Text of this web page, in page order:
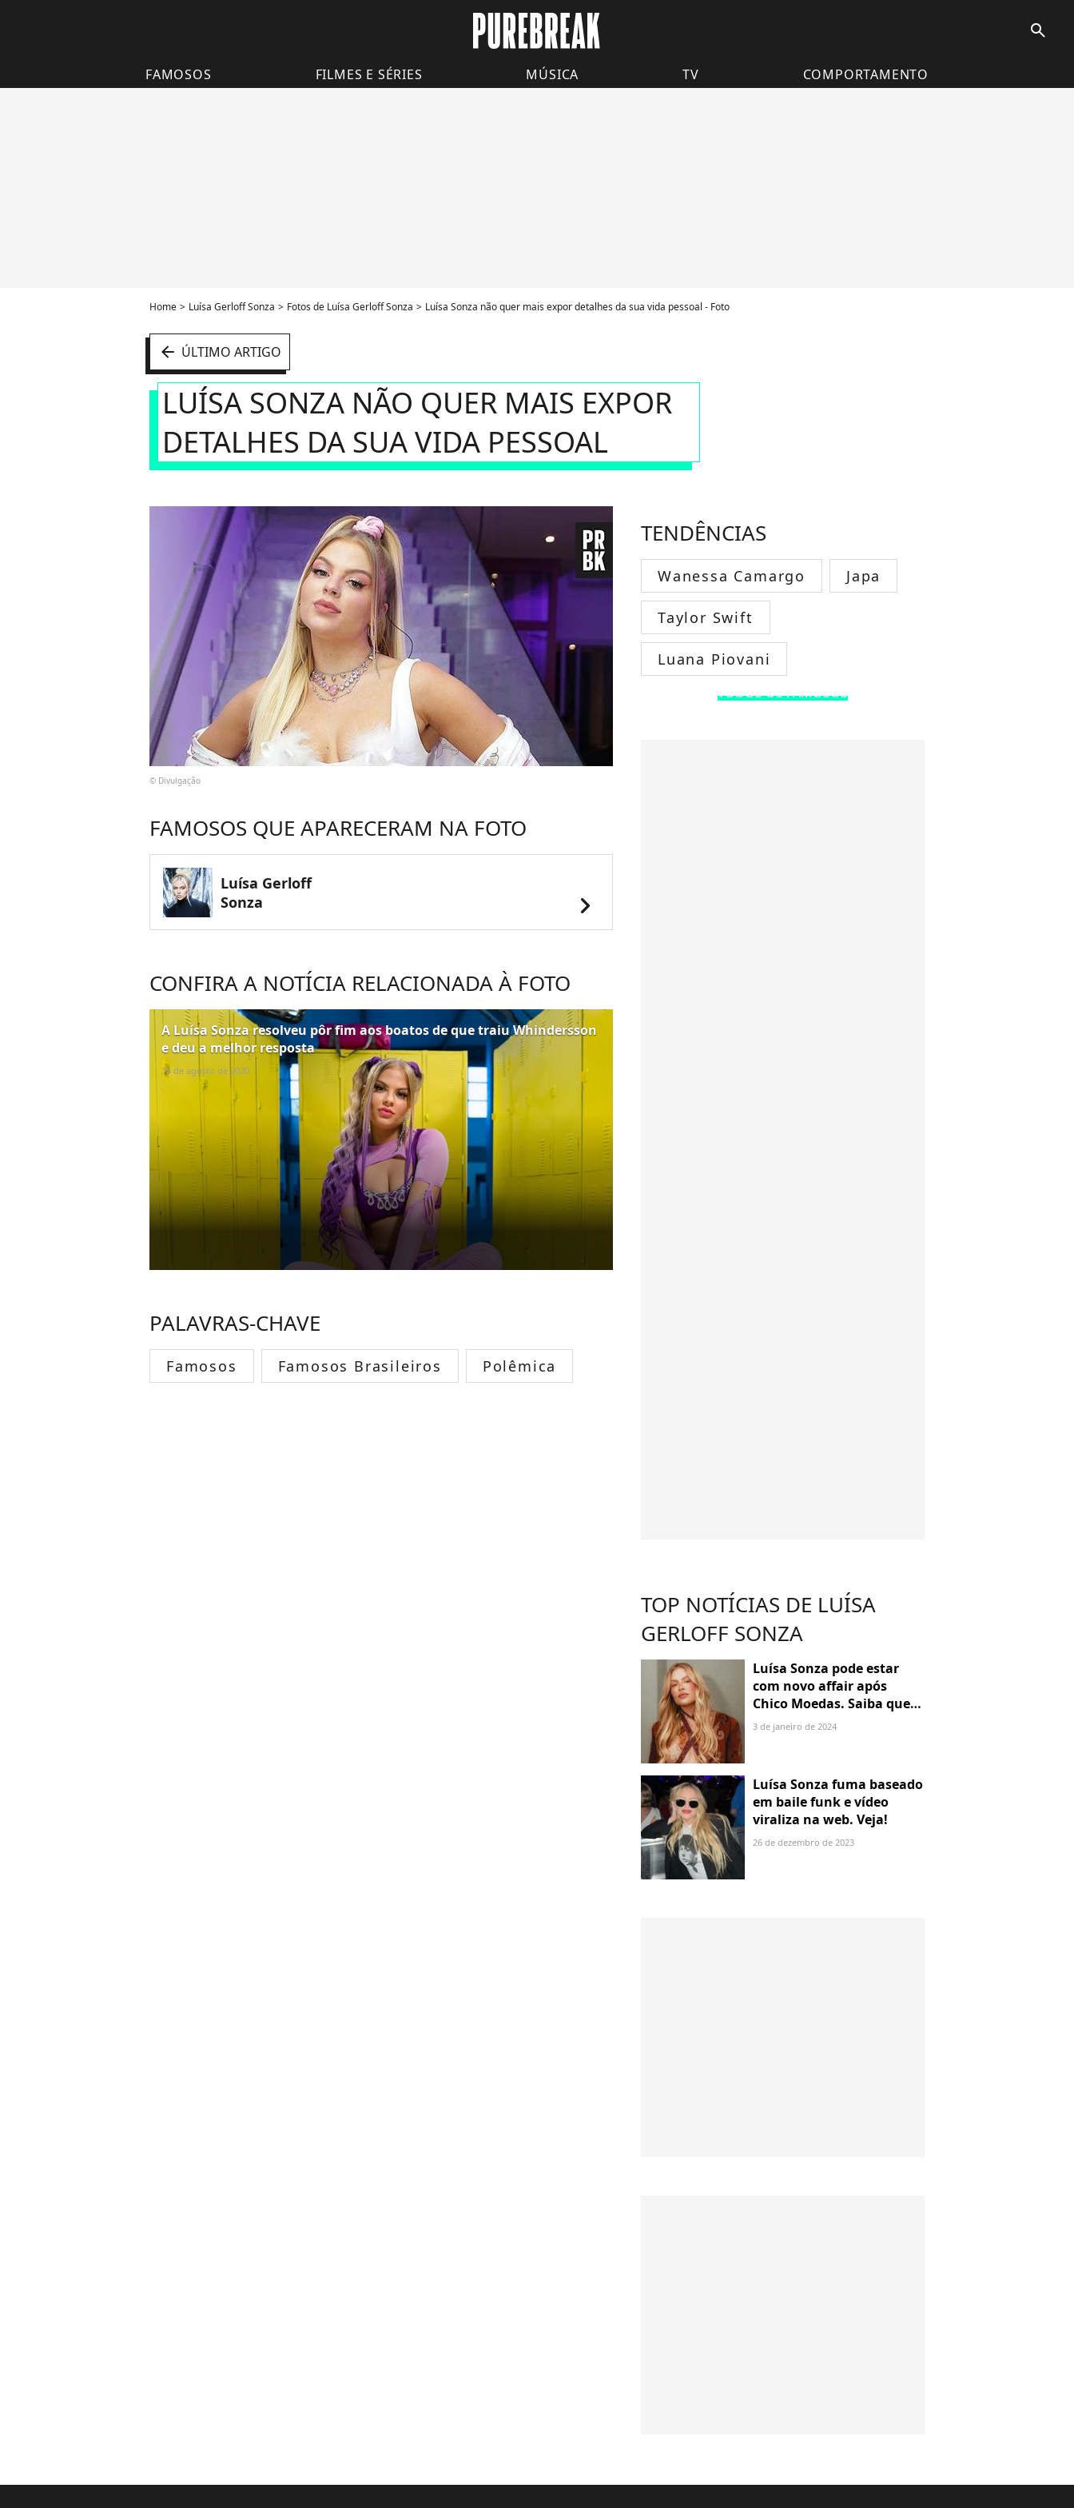
search
FAMOSOS FILMES E SÉRIES MÚSICA TV COMPORTAMENTO
Home Luísa Gerloff Sonza Fotos de Luísa Gerloff Sonza Luísa Sonza não quer mais expor detalhes da sua vida pessoal - Foto
arrow_left ÚLTIMO ARTIGO
LUÍSA SONZA NÃO QUER MAIS EXPOR
DETALHES DA SUA VIDA PESSOAL
© Divulgação
FAMOSOS QUE APARECERAM NA FOTO
Luísa Gerloff
Sonza
chevron_right
CONFIRA A NOTÍCIA RELACIONADA À FOTO
A Luísa Sonza resolveu pôr fim aos boatos de que traiu Whindersson
e deu a melhor resposta
14 de agosto de 2020
PALAVRAS-CHAVE
Famosos Famosos Brasileiros Polêmica
TENDÊNCIAS
Wanessa Camargo Japa
Taylor Swift
Luana Piovani
TODOS OS FAMOSOS
TOP NOTÍCIAS DE LUÍSA
GERLOFF SONZA
Luísa Sonza pode estar
com novo affair após
Chico Moedas. Saiba quem
é Luís Ribeirinho
3 de janeiro de 2024
Luísa Sonza fuma baseado
em baile funk e vídeo
viraliza na web. Veja!
26 de dezembro de 2023